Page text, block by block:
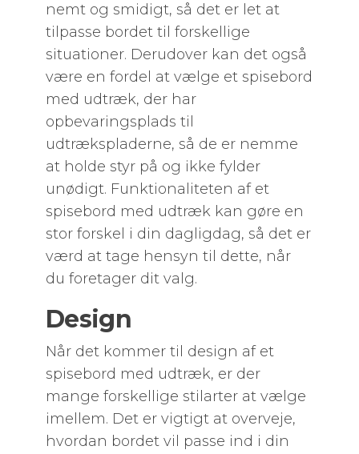
nemt og smidigt, så det er let at
tilpasse bordet til forskellige
situationer. Derudover kan det også
være en fordel at vælge et spisebord
med udtræk, der har
opbevaringsplads til
udtrækspladerne, så de er nemme
at holde styr på og ikke fylder
unødigt. Funktionaliteten af et
spisebord med udtræk kan gøre en
stor forskel i din dagligdag, så det er
værd at tage hensyn til dette, når
du foretager dit valg.
Design
Når det kommer til design af et
spisebord med udtræk, er der
mange forskellige stilarter at vælge
imellem. Det er vigtigt at overveje,
hvordan bordet vil passe ind i din